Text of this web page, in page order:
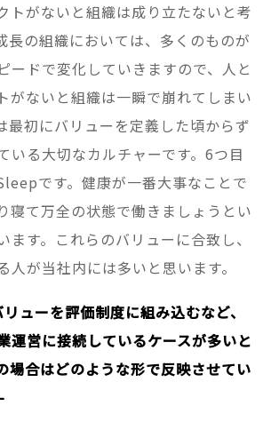
トがないと組織は成り立たないと考
長の組織においては、多くのものが
ードで変化していきますので、人と
がないと組織は一瞬で崩れてしまい
最初にバリューを定義した頃からず
いる大切なカルチャーです。6つ目
です。健康が一番大事なことで
寝て万全の状態で働きましょうとい
ます。これらのバリューに合致し、
人が当社内には多いと思います。
ューを評価制度に組み込むなど、
運営に接続しているケースが多いと
場合はどのような形で反映させてい